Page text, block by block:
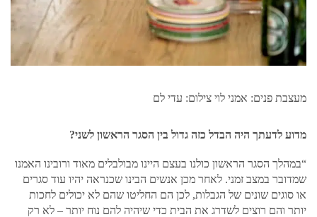
מעצבת פנים: אמני לוי צילום: עדי לם
מדוע לדעתך היה הבדל כזה גדול בין הסגר הראשון לשני?
“במהלך הסגר הראשון כולנו בעצם היינו מבולבלים מאוד ורובינו האמנו
שמדובר במצב זמני. לאחר מכן אנשים הבינו שכנראה יהיו עוד סגרים
או סוגים שונים של הגבלות, לכן הם החליטו שהם לא יכולים לחכות
יותר והם רוצים לשדרג את הבית כדי שיהיה להם נוח יותר – לא רק